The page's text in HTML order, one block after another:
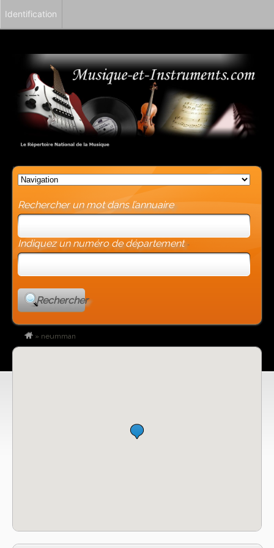
Rechercher un mot dans l’annuaire
Indiquez un numéro de département -
Rechercher
» neumman
Identification